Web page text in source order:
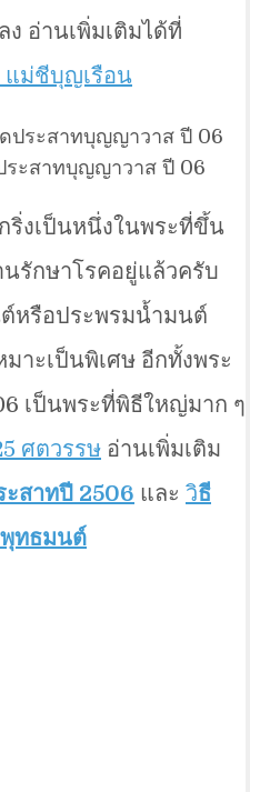
อ่านเพิ่มเติมได้ที่
แม่ชีบุญเรือน
ระสาทบุญญาวาส ปี 06
ริ่งเป็นหนึ่งในพระที่ขึ้น
รักษาโรคอยู่แล้วครับ
หรือประพรมน้ำมนต์
าะเป็นพิเศษ อีกทั้งพระ
เป็นพระที่พิธีใหญ่มาก ๆ
ศตวรรษ อ่านเพิ่มเติม
สาทปี 2506 และ วิธี
พุทธมนต์